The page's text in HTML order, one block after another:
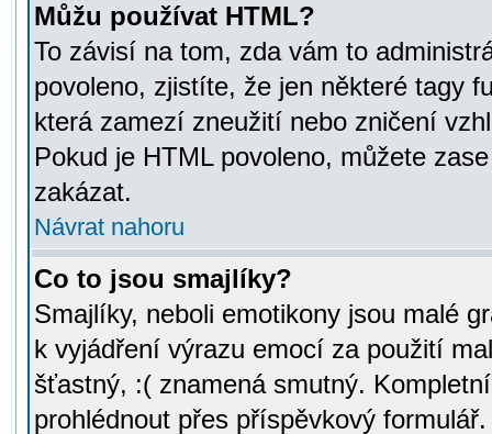
Můžu používat HTML?
To závisí na tom, zda vám to
povoleno, zjistíte, že jen některé tagy
která zamezí zneužití nebo zničení
Pokud je HTML povoleno, můžete
zakázat.
Návrat nahoru
Co to jsou smajlíky?
Smajlíky, neboli emotikony jsou malé
k vyjádření výrazu emocí za použití
šťastný, :( znamená smutný.
prohlédnout přes příspěvkový